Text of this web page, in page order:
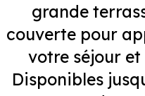
grande
couverte pour
votre séjour
Disponibles